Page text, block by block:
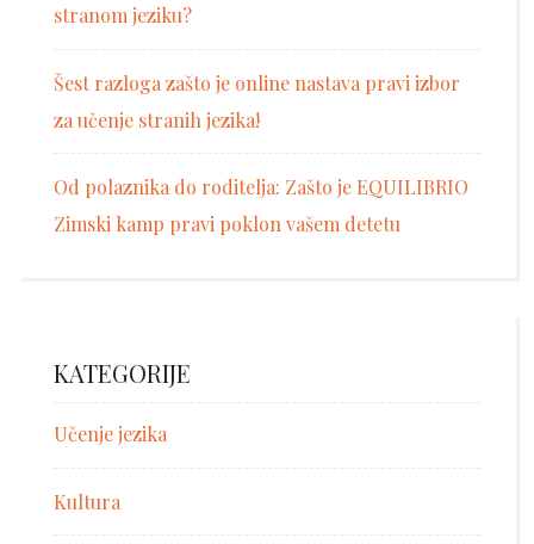
stranom jeziku?
Šest razloga zašto je online nastava pravi izbor
za učenje stranih jezika!
Od polaznika do roditelja: Zašto je EQUILIBRIO
Zimski kamp pravi poklon vašem detetu
KATEGORIJE
Učenje jezika
Kultura